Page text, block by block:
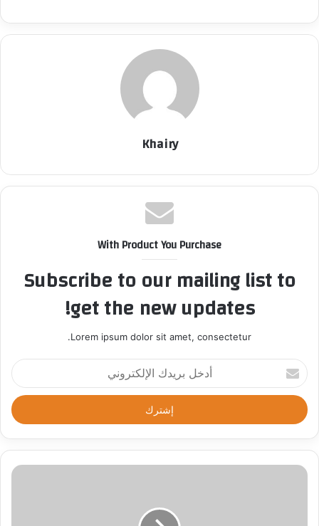
Khairy
With Product You Purchase
Subscribe to our mailing list to
get the new updates!
Lorem ipsum dolor sit amet, consectetur.
أ
د
خ
ل
ر
د